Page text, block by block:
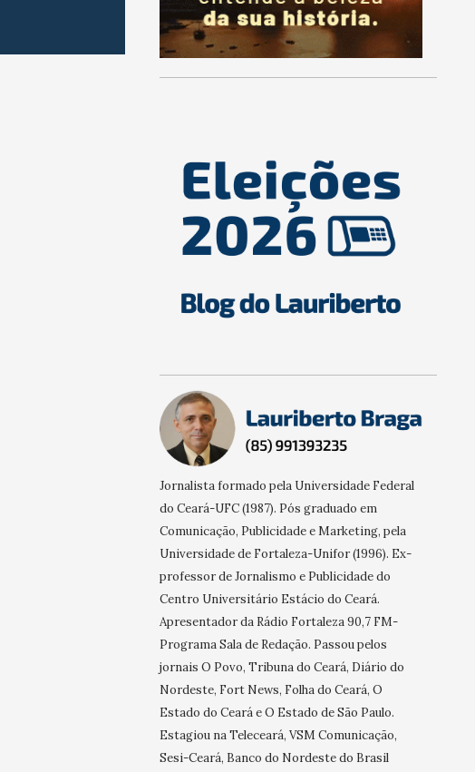
Jornalista formado pela Universidade Federal
do Ceará-UFC (1987). Pós graduado em
Comunicação, Publicidade e Marketing, pela
Universidade de Fortaleza-Unifor (1996). Ex-
professor de Jornalismo e Publicidade do
Centro Universitário Estácio do Ceará.
Apresentador da Rádio Fortaleza 90,7 FM-
Programa Sala de Redação. Passou pelos
jornais O Povo, Tribuna do Ceará, Diário do
Nordeste, Fort News, Folha do Ceará, O
Estado do Ceará e O Estado de São Paulo.
Estagiou na Teleceará, VSM Comunicação,
Sesi-Ceará, Banco do Nordeste do Brasil